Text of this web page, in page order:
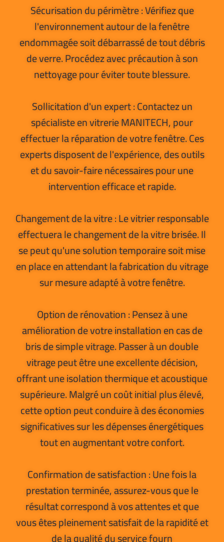
Sécurisation du périmètre : Vérifiez que
l'environnement autour de la fenêtre
endommagée soit débarrassé de tout débris
de verre. Procédez avec précaution à son
nettoyage pour éviter toute blessure.
Sollicitation d'un expert : Contactez un
spécialiste en vitrerie MANITECH, pour
effectuer la réparation de votre fenêtre. Ces
experts disposent de l'expérience, des outils
et du savoir-faire nécessaires pour une
intervention efficace et rapide.
Changement de la vitre : Le vitrier responsable
effectuera le changement de la vitre brisée. Il
se peut qu'une solution temporaire soit mise
en place en attendant la fabrication du vitrage
sur mesure adapté à votre fenêtre.
Option de rénovation : Pensez à une
amélioration de votre installation en cas de
bris de simple vitrage. Passer à un double
vitrage peut être une excellente décision,
offrant une isolation thermique et acoustique
supérieure. Malgré un coût initial plus élevé,
cette option peut conduire à des économies
significatives sur les dépenses énergétiques
tout en augmentant votre confort.
Confirmation de satisfaction : Une fois la
prestation terminée, assurez-vous que le
résultat correspond à vos attentes et que
vous êtes pleinement satisfait de la rapidité et
de la qualité du service fourn